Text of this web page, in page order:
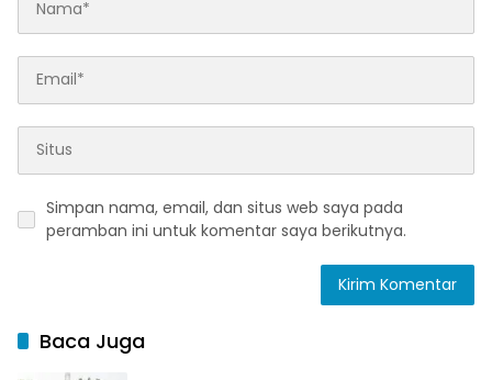
Simpan nama, email, dan situs web saya pada
peramban ini untuk komentar saya berikutnya.
Baca Juga